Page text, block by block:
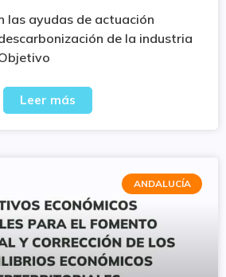
las ayudas de actuación
de la industria
Leer más
ANDALUCÍA